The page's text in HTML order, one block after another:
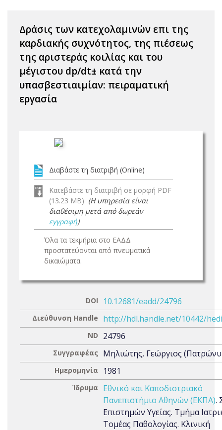
Δράσις των κατεχολαμινών επι της
καρδιακής συχνότητος, της πιέσεως
της αριστεράς κοιλίας και του
μέγιστου dp/dt± κατά την
υπασβεστιαιμίαν: πειραματική
εργασία
Διαβάστε τη διατριβή (Online)
Κατεβάστε τη διατριβή σε μορφή PDF
(13.23 MB) (Η υπηρεσία είναι
διαθέσιμη μετά από δωρεάν
εγγραφή)
Όλα τα τεκμήρια στο ΕΑΔΔ
προστατεύονται από πνευματικά
δικαιώματα.
DOI 10.12681/eadd/24796
Διεύθυνση Handle http://hdl.handle.net/10442/
ND 24796
Συγγραφέας Μηλιώτης, Γεώργιος
Ημερομηνία 1981
Ίδρυμα
Εθνικό και Καποδιστριακό
Πανεπιστήμιο Αθηνών (ΕΚΠΑ).
Επιστημών Υγείας. Τμήμα
Τομέας Παθολογίας. Κλινική